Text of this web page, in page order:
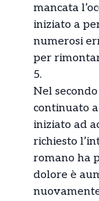
mancata
iniziato a
numerosi
per
5.
Nel
continuato
iniziato ad
richiesto
romano ha
dolore è